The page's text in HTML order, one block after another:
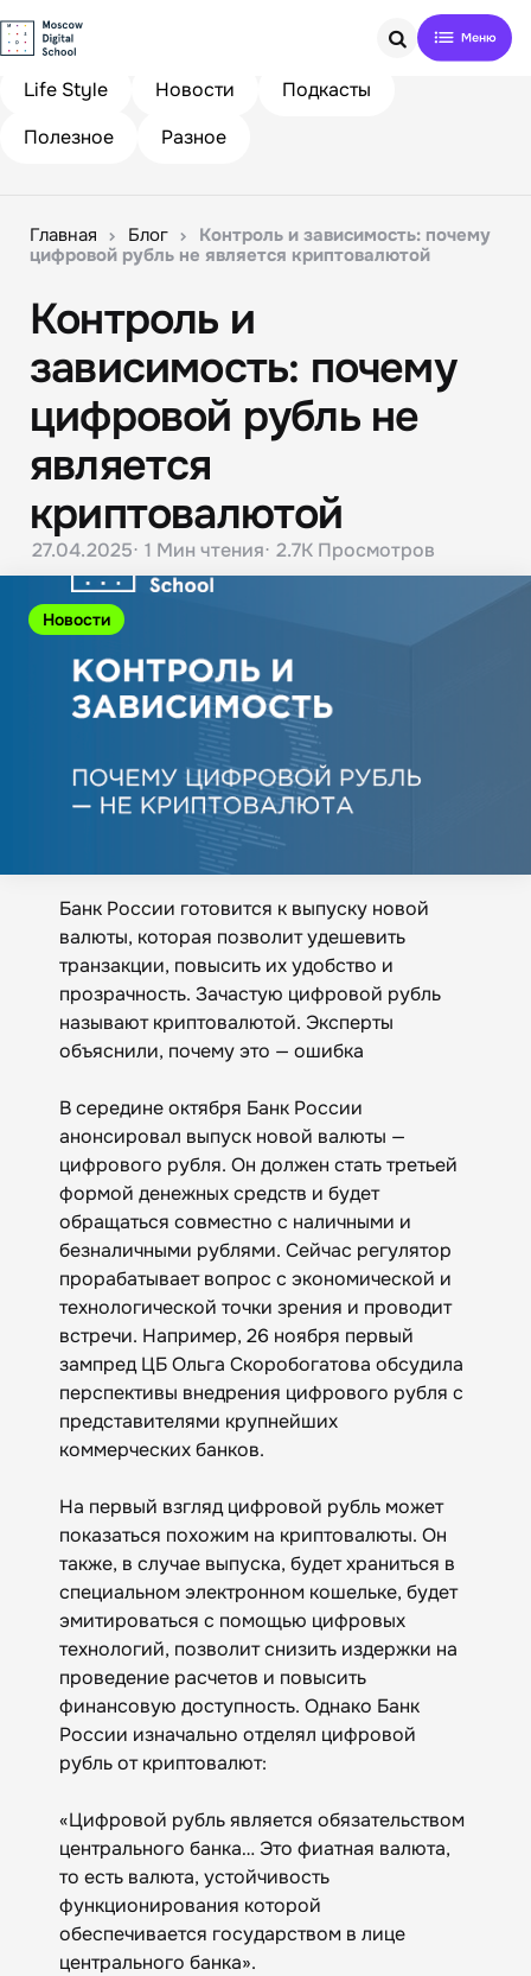
Search
Life Style
Новости
Подкасты
Полезное
Разное
Главная Блог
Контроль и зависимость: почему
цифровой рубль не является криптовалютой
Новости
Контроль и
зависимость: почему
цифровой рубль не
является
криптовалютой
27.04.2025 1 Мин чтения 2.7K Просмотров
Банк России готовится к выпуску новой
валюты, которая позволит удешевить
транзакции, повысить их удобство и
прозрачность. Зачастую цифровой рубль
называют криптовалютой. Эксперты
объяснили, почему это — ошибка
В середине октября Банк России
анонсировал выпуск новой валюты —
цифрового рубля. Он должен стать третьей
формой денежных средств и будет
обращаться совместно с наличными и
безналичными рублями. Сейчас регулятор
прорабатывает вопрос с экономической и
технологической точки зрения и проводит
встречи. Например, 26 ноября первый
зампред ЦБ Ольга Скоробогатова обсудила
перспективы внедрения цифрового рубля с
представителями крупнейших
коммерческих банков.
На первый взгляд цифровой рубль может
показаться похожим на криптовалюты. Он
также, в случае выпуска, будет храниться в
специальном электронном кошельке, будет
эмитироваться с помощью цифровых
технологий, позволит снизить издержки на
проведение расчетов и повысить
финансовую доступность. Однако Банк
России изначально отделял цифровой
рубль от криптовалют:
«Цифровой рубль является обязательством
центрального банка… Это фиатная валюта,
то есть валюта, устойчивость
функционирования которой
обеспечивается государством в лице
центрального банка».